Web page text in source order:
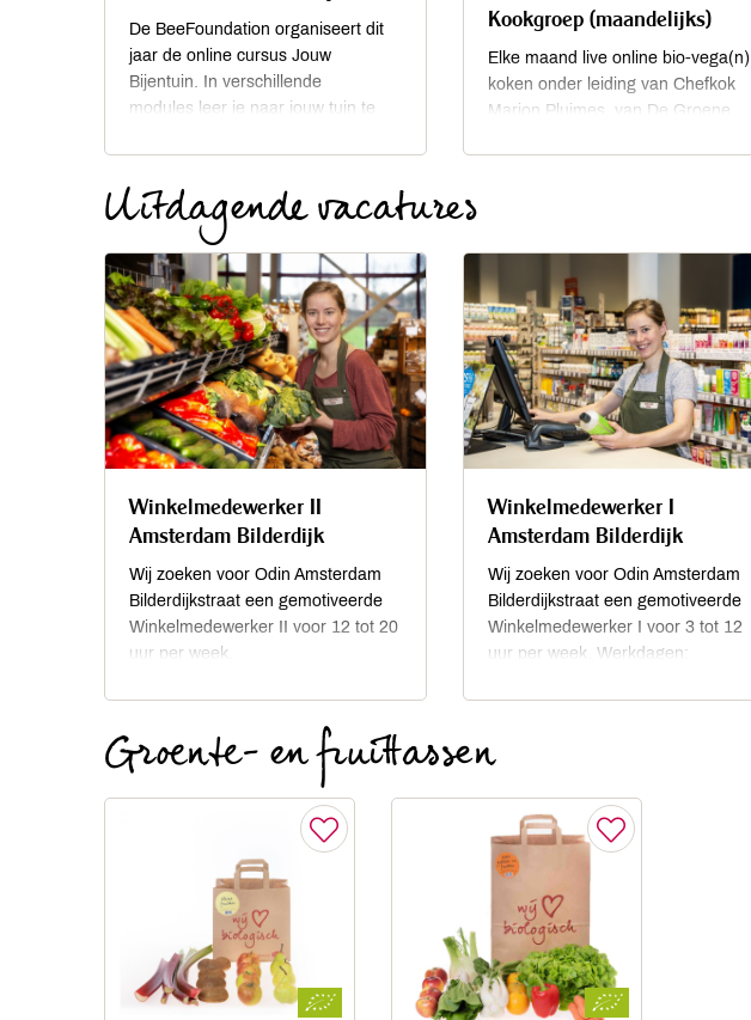
De BeeFoundation organiseert dit
jaar de online cursus Jouw
Bijentuin. In verschillende
modules leer je naar jouw tuin te
creëer je een ware oase voor deze
belangrijke, kleine bestuivers.
Kookgroep (maandelijks)
Elke maand live online bio-vega(n)
koken onder leiding van Chefkok
Marion Pluimes van De Groene
Uitdagende vacatures
Winkelmedewerker II
Amsterdam Bilderdijk
Wij zoeken voor Odin Amsterdam
Bilderdijkstraat een gemotiveerde
Winkelmedewerker II voor 12 tot 20
uur per week.
Winkelmedewerker I
Amsterdam Bilderdijk
Wij zoeken voor Odin Amsterdam
Bilderdijkstraat een gemotiveerde
Winkelmedewerker I voor 3 tot 12
uur per week. Werkdagen:
vrijdagmiddag/-avond en zaterdag
Groente- en fruittassen